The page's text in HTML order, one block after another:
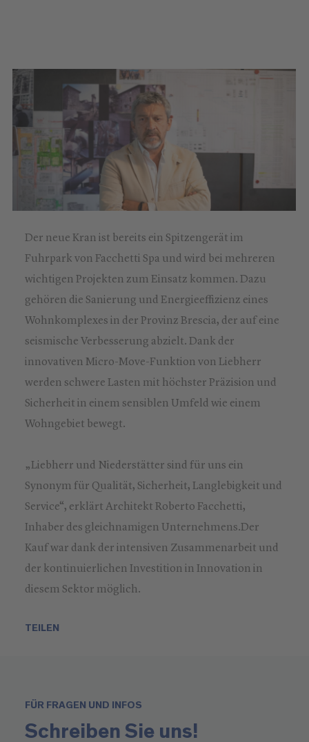
Der neue Kran ist bereits ein Spitzengerät im
Fuhrpark von Facchetti Spa und wird bei mehreren
wichtigen Projekten zum Einsatz kommen. Dazu
gehören die Sanierung und Energieeffizienz eines
Wohnkomplexes in der Provinz Brescia, der auf eine
seismische Verbesserung abzielt. Dank der
innovativen Micro-Move-Funktion von Liebherr
werden schwere Lasten mit höchster Präzision und
Sicherheit in einem sensiblen Umfeld wie einem
Wohngebiet bewegt.
„Liebherr und Niederstätter sind für uns ein
Synonym für Qualität, Sicherheit, Langlebigkeit und
Service“, erklärt Architekt Roberto Facchetti,
Inhaber des gleichnamigen Unternehmens.Der
Kauf war dank der intensiven Zusammenarbeit und
der kontinuierlichen Investition in Innovation in
diesem Sektor möglich.
TEILEN
FÜR FRAGEN UND INFOS
Schreiben Sie uns!